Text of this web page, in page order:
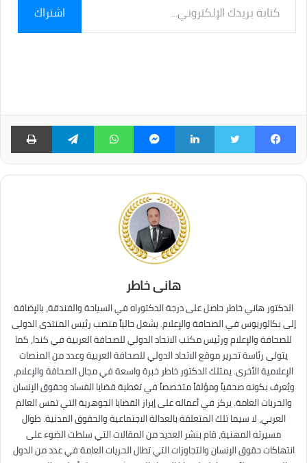
بريدك
الإلكتروني...
اشتراك
فيسبوك لينكدإن ماسنجر واتساب تيلقرام
هانى خاطر
الدكتور هاني خاطر حاصل على درجة الدكتوراه في السياحة والفندقة، بالإضافة
إلى بكالوريوس في الصحافة والإعلام. يشغل حالياً منصب رئيس المنتدى الدولى
للصحافة والإعلام ورئيس مكتب الاتحاد الدولي للصحافة العربية في كندا، كما
يتولى رئاسة تحرير موقع الاتحاد الدولي للصحافة العربية وعدد من المنصات
الإعلامية الأخرى. يمتلك الدكتور خاطر خبرة واسعة في مجال الصحافة والإعلام،
ويُعرف بكونه صحفياً ومؤلفاً متخصصاً في تغطية قضايا الفساد وحقوق الإنسان
والحريات العامة. يركز في أعماله على إبراز القضايا الجوهرية التي تمس العالم
العربي، لا سيما تلك المتعلقة بالعدالة الاجتماعية والحقوق المدنية. طوال
مسيرته المهنية، قام بنشر العديد من المقالات التي سلطت الضوء على
انتهاكات حقوق الإنسان والتجاوزات التي تطال الحريات العامة في عدد من الدول